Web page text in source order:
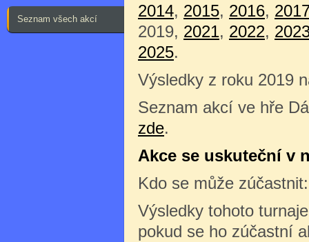
Seznam všech akcí
2014, 2015, 2016,
2019, 2021, 2022,
2025.
Výsledky z roku 2019
Seznam akcí ve hře
zde.
Akce se uskuteční v
Kdo se může
Výsledky tohoto
pokud se ho zúčastní